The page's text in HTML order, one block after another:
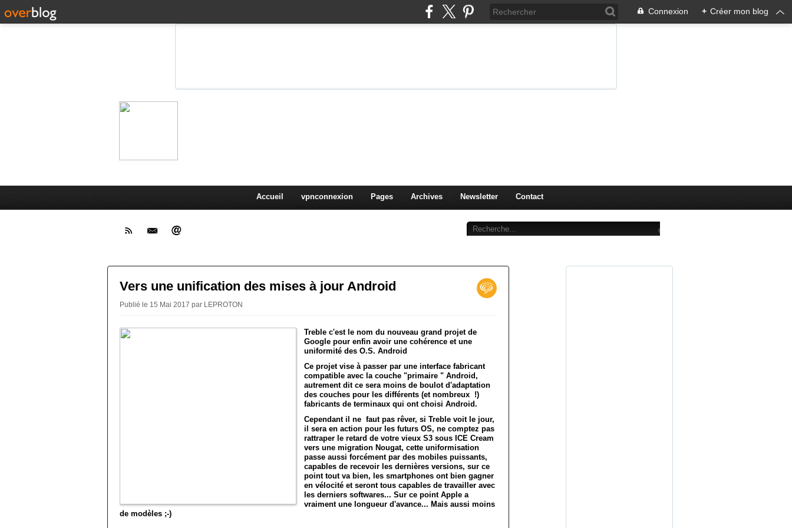
Connexion + Créer mon blog
Accueil vpnconnexion Pages Archives Newsletter Contact
Vers une unification des mises à jour Android
Publié le 15 Mai 2017 par LEPROTON
Treble c'est le nom du nouveau grand projet de
Google pour enfin avoir une cohérence et une
uniformité des O.S. Android
Ce projet vise à passer par une interface fabricant
compatible avec la couche "primaire " Android,
autrement dit ce sera moins de boulot d'adaptation
des couches pour les différents (et nombreux !)
fabricants de terminaux qui ont choisi Android.
Cependant il ne faut pas rêver, si Treble voit le jour,
il sera en action pour les futurs OS, ne comptez pas
rattraper le retard de votre vieux S3 sous ICE Cream
vers une migration Nougat, cette uniformisation
passe aussi forcément par des mobiles puissants,
capables de recevoir les dernières versions, sur ce
point tout va bien, les smartphones ont bien gagner
en vélocité et seront tous capables de travailler avec
les derniers softwares... Sur ce point Apple a
vraiment une longueur d'avance... Mais aussi moins
de modèles ;-)